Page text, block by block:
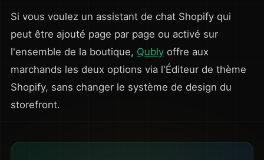
Si vous voulez un assistant de chat Shopify qui
peut être ajouté page par page ou activé sur
l'ensemble de la boutique, Qublyoffre aux
marchands les deux options via l'Éditeur de thème
Shopify, sans changer le système de design du
storefront.